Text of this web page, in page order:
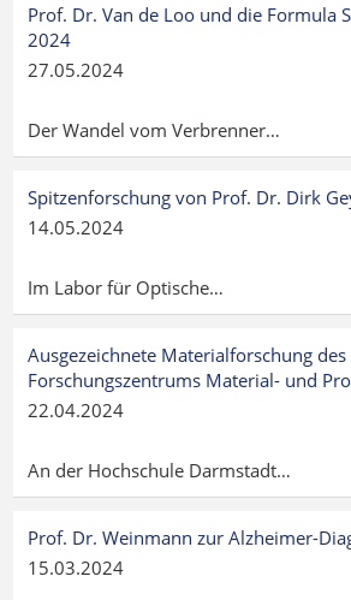
Prof. Dr. Van de Loo und die Formula
2024
27.05.2024
Der Wandel vom Verbrenner…
Details
Spitzenforschung von Prof. Dr. Dirk
14.05.2024
Im Labor für Optische…
Details
Ausgezeichnete Materialforschung des
Forschungszentrums Material- und
22.04.2024
An der Hochschule Darmstadt…
Details
Prof. Dr. Weinmann zur Alzheimer-
15.03.2024